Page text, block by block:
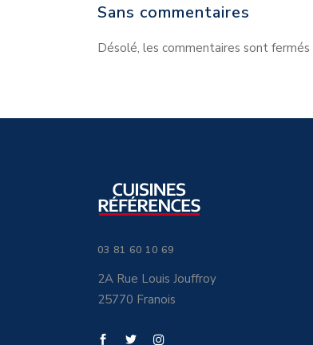
Sans commentaires
Désolé, les commentaires sont
03 81 60 10 69
2A Rue Louis Jouffroy
25770 Franois